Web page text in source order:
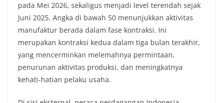
pada Mei 2026, sekaligus menjadi level terendah sejak
Juni 2025. Angka di bawah 50 menunjukkan aktivitas
manufaktur berada dalam fase kontraksi. Ini
merupakan kontraksi kedua dalam tiga bulan terakhir,
yang mencerminkan melemahnya permintaan,
penurunan aktivitas produksi, dan meningkatnya
kehati-hatian pelaku usaha.